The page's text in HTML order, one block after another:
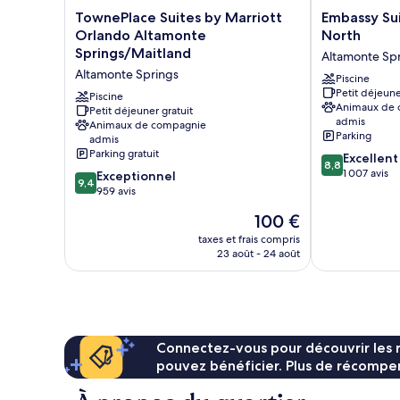
TownePlace
Suites
by
Marriott
Orlando
Altamonte
Springs/Maitland
Altamonte
Springs
TownePlace Suites by Marriott
Orlando Altamonte
Springs/Maitland
Altamonte Springs
Piscine
Petit déjeuner gratuit
Animaux de compagnie
admis
Parking gratuit
9.4
sur
9,4 Exceptionnel
959 avis
Le
nouveau
prix
100 €
taxes et frais compris
23 août - 24 août
Embassy
Suites
Hilton
Orlando
North
Altamonte
Springs
Embassy
North
Altamonte
Piscine
Petit
Animaux de
admis
Parking
8.8
sur
8,8 Excellent
1 007 avis
Connectez-vous pour découvrir
pouvez bénéficier. Plus de